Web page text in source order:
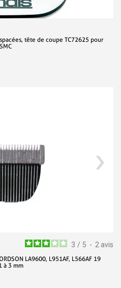
tête de coupe TC72625 pour
3 / 5 - 2 avis
LA9600, L951AF, L566AF 19
à 3 mm